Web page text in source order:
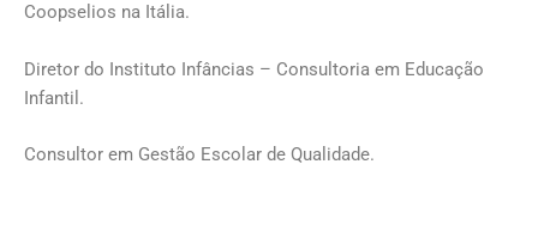
Coopselios na Itália.
Diretor do Instituto Infâncias – Consultoria em Educação
Infantil.
Consultor em Gestão Escolar de Qualidade.